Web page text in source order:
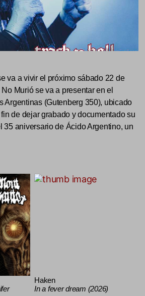
va a vivir el próximo sábado 22 de
Murió se va a presentar en el
Argentinas (Gutenberg 350), ubicado
de dejar grabado y documentado su
35 aniversario de Ácido Argentino, un
Haken
In a fever dream (2026)